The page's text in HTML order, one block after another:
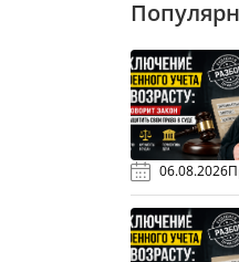
06.08.2026